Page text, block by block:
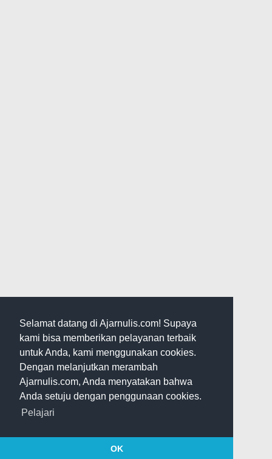
Selamat datang di Ajarnulis.com! Supaya
kami bisa memberikan pelayanan terbaik
untuk Anda, kami menggunakan cookies.
Dengan melanjutkan merambah
Ajarnulis.com, Anda menyatakan bahwa
Anda setuju dengan penggunaan cookies.
Pelajari
OK